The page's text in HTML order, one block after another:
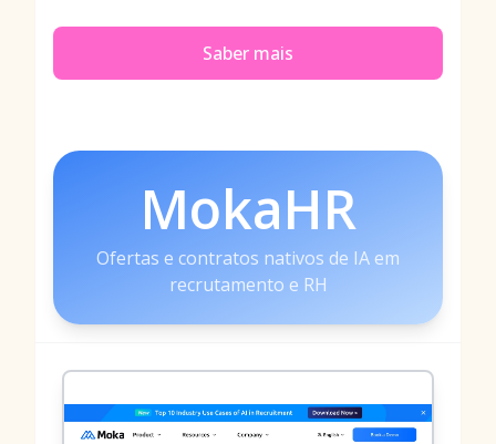
Saber mais
MokaHR
Ofertas e contratos nativos de IA em
recrutamento e RH